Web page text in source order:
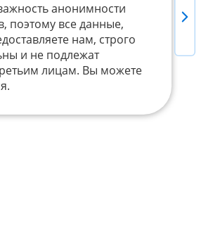
анонимности
поэтому все данные,
нам, строго
и не подлежат
лицам. Вы можете
Next